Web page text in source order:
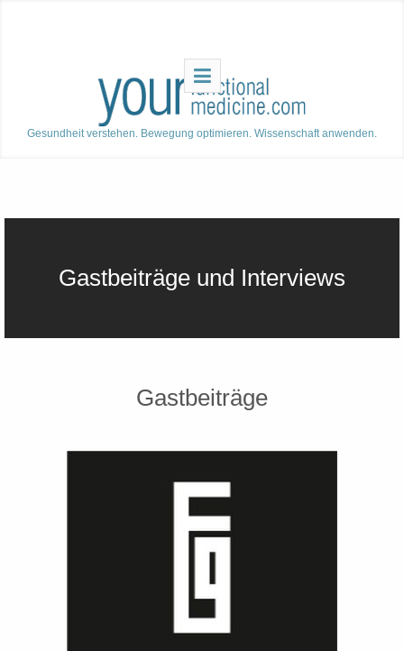
Gesundheit verstehen. Bewegung optimieren. Wissenschaft anwenden.
Gastbeiträge und Interviews
Gastbeiträge